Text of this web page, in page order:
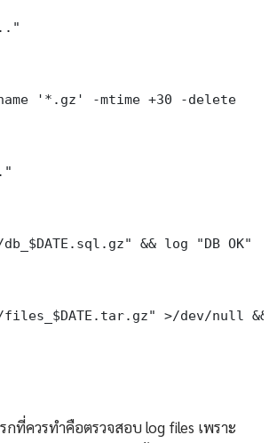
'*.gz' -mtime +30 -delete
&& log "DB OK"
>/dev/null &&
ที่ควรทำคือตรวจสอบ log files เพราะ